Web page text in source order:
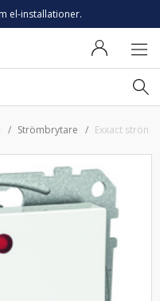
el-installationer.
Strömbrytare Exxact